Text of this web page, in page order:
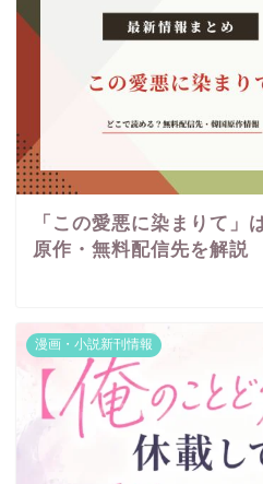
「この愛悪に染まりて」
原作・無料配信先を解説
漫画・小説新刊情報